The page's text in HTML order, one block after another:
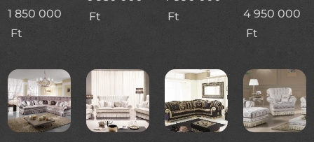
1 850 000
Ft
Ft
Ft
4 950 000
Ft